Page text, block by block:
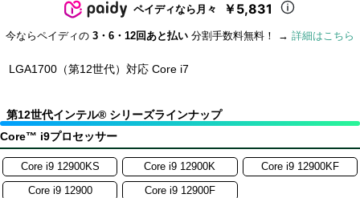
ペイディなら月々 ￥5,831
今ならペイディの 3・6・12回あと払い 分割手数料無料！ → 詳細はこちら
LGA1700（第12世代）対応 Core i7
第12世代インテル® シリーズラインナップ
Core™ i9プロセッサー
Core i9 12900KS Core i9 12900K Core i9 12900KF
Core i9 12900 Core i9 12900F